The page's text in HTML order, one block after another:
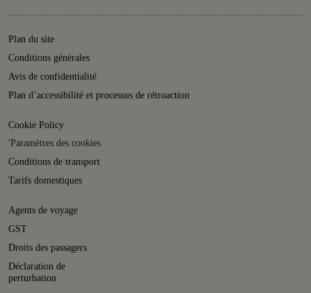
Plan du site
Conditions générales
Avis de confidentialité
Plan d’accessibilité et processus de rétroaction
Cookie Policy
'Paramètres des cookies
Conditions de transport
Tarifs domestiques
Agents de voyage
GST
Droits des passagers
Déclaration de
perturbation